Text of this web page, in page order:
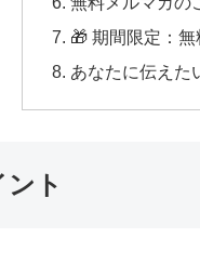
🎁 期間限定：
あなたに伝えた
ト